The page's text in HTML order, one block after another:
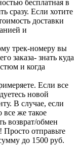
бесплатная в
сразу. Если хотите
доставки
и
трек-номеру вы
заказа- знать куда
и когда
Если все
новой
В случае, если
все же такое
возврат/обмен
отправьте
до 1500 руб.